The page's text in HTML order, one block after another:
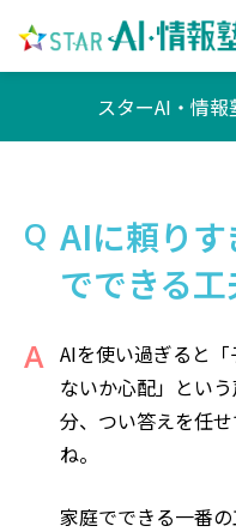
スターAI・情報
AIに頼り
でできる
AIを使い過ぎると
ないか心配」とい
分、つい答えを任
ね。
家庭でできる一番